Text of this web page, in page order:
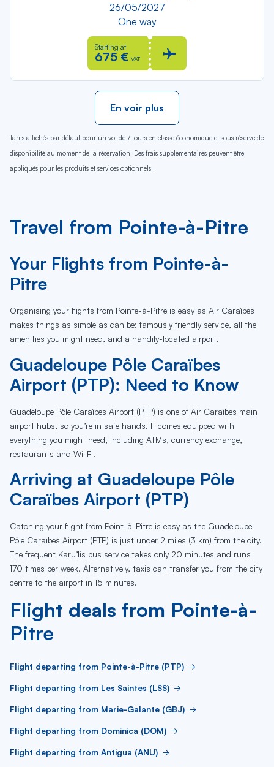
26/05/2027
One way
Starting at
675 € VAT
En voir plus
Tarifs affichés par défaut pour un vol de 7 jours en classe économique et sous réserve de
disponibilité au moment de la réservation. Des frais supplémentaires peuvent être
appliqués pour les produits et services optionnels.
Travel from Pointe-à-Pitre
Your Flights from Pointe-à-
Pitre
Organising your flights from Pointe-à-Pitre is easy as Air Caraïbes
makes things as simple as can be: famously friendly service, all the
amenities you might need, and a handily-located airport.
Guadeloupe Pôle Caraïbes
Airport (PTP): Need to Know
Guadeloupe Pôle Caraïbes Airport (PTP) is one of Air Caraïbes main
airport hubs, so you’re in safe hands. It comes equipped with
everything you might need, including ATMs, currency exchange,
restaurants and Wi-Fi.
Arriving at Guadeloupe Pôle
Caraïbes Airport (PTP)
Catching your flight from Point-à-Pitre is easy as the Guadeloupe
Pôle Caraïbes Airport (PTP) is just under 2 miles (3 km) from the city.
The frequent Karu’lis bus service takes only 20 minutes and runs
170 times per week. Alternatively, taxis can transfer you from the city
centre to the airport in 15 minutes.
Flight deals from Pointe-à-
Pitre
Flight departing from Pointe-à-Pitre (PTP)
Flight departing from Les Saintes (LSS)
Flight departing from Marie-Galante (GBJ)
Flight departing from Dominica (DOM)
Flight departing from Antigua (ANU)